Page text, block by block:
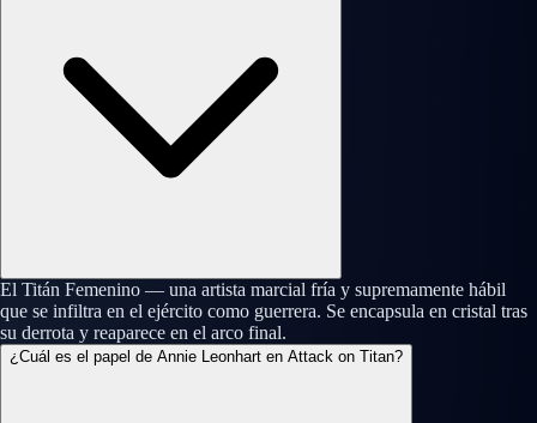
El Titán Femenino — una artista marcial fría y supremamente hábil
que se infiltra en el ejército como guerrera. Se encapsula en cristal tras
su derrota y reaparece en el arco final.
¿Cuál es el papel de Annie Leonhart en Attack on Titan?